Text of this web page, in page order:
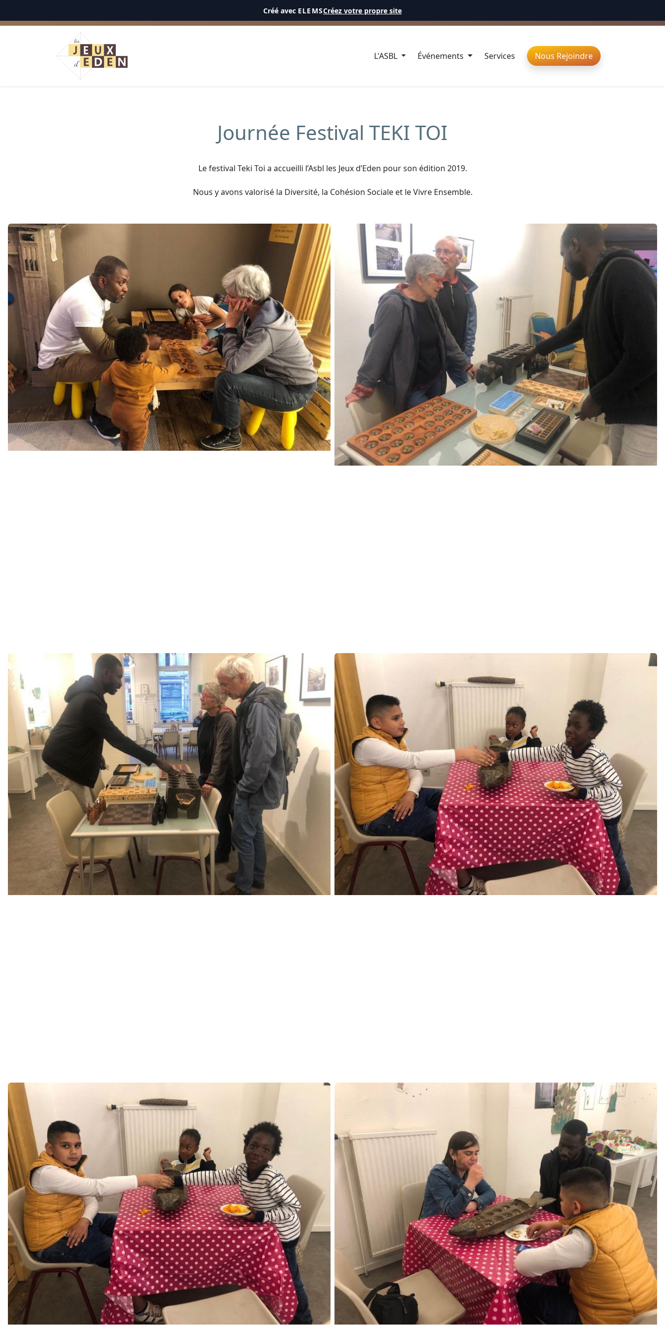
Créé avec ELEMSCréez votre propre site
L'ASBL Événements Services Nous Rejoindre
Journée Festival TEKI TOI
Le festival Teki Toi a accueilli l’Asbl les Jeux d’Eden pour son édition 2019.
Nous y avons valorisé la Diversité, la Cohésion Sociale et le Vivre Ensemble.